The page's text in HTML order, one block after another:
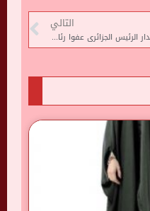
التالي
اصدار الرئيس الجزائرى عفوا رئاسيا عن 3000 سجين فى ذكرى اندلاع الثورة التحريرية